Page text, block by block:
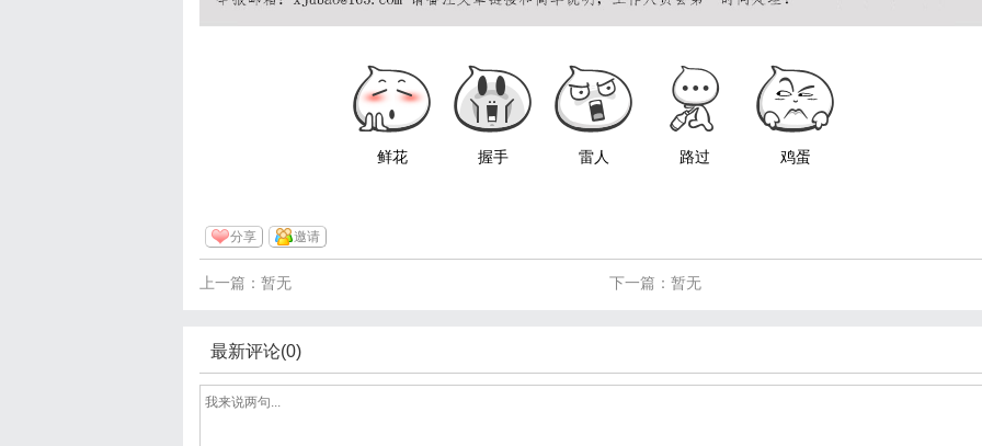
鲜花 握手 雷人 路过 鸡蛋
分享 邀请
下一篇：暂无
上一篇：暂无
最新评论(0)